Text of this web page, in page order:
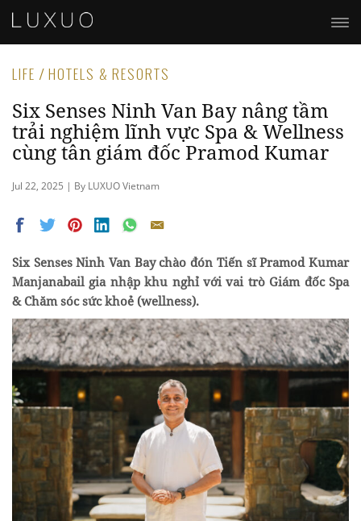
LIFE / HOTELS & RESORTS
Six Senses Ninh Van Bay nâng tầm
trải nghiệm lĩnh vực Spa & Wellness
cùng tân giám đốc Pramod Kumar
Jul 22, 2025 | By LUXUO Vietnam
Six Senses Ninh Van Bay chào đón Tiến sĩ Pramod Kumar
Manjanabail gia nhập khu nghỉ với vai trò Giám đốc Spa
& Chăm sóc sức khoẻ (wellness).